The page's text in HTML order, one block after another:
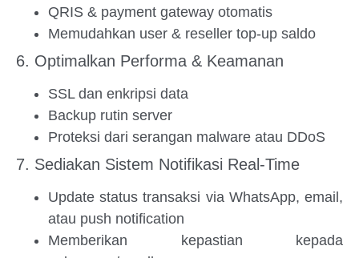
QRIS & payment gateway otomatis
Memudahkan user & reseller top-up saldo
6. Optimalkan Performa & Keamanan
SSL dan enkripsi data
Backup rutin server
Proteksi dari serangan malware atau DDoS
7. Sediakan Sistem Notifikasi Real-Time
Update status transaksi via WhatsApp, email,
atau push notification
Memberikan kepastian kepada